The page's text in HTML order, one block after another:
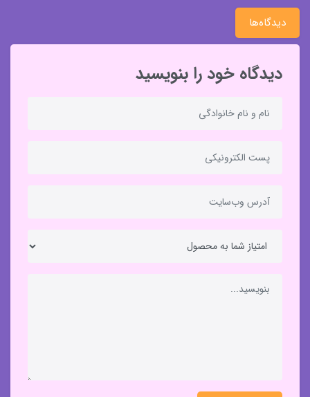
دیدگاه‌ها
دیدگاه خود را بنویسید